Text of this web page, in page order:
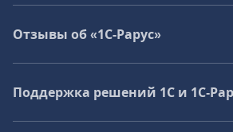
Отзывы об «1С-Рарус»
Поддержка решений 1С и